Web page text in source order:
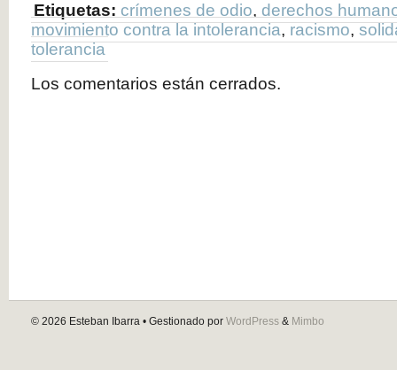
Etiquetas: crímenes de odio, derechos
movimiento contra la intolerancia, racismo,
tolerancia
Los comentarios están cerrados.
© 2026 Esteban Ibarra • Gestionado por WordPress & Mimbo